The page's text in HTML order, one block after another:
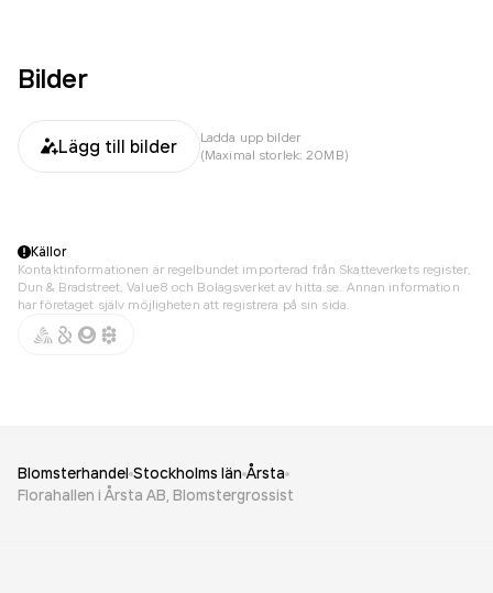
Bilder
Lägg till bilder
Ladda upp bilder
(Maximal storlek: 20MB)
Källor
Kontaktinformationen är regelbundet importerad från Skatteverkets register,
Dun & Bradstreet, Value8 och Bolagsverket av hitta.se. Annan information
har företaget själv möjligheten att registrera på sin sida.
Blomsterhandel Stockholms län Årsta
Florahallen i Årsta AB, Blomstergrossist